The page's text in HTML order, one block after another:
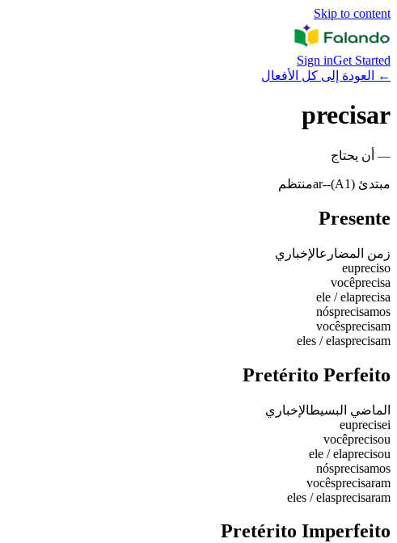
Skip to content
Sign inGet Started
←
العودة إلى كل الأفعال
precisar
— أن يحتاج
مبتدئ (A1) -
-ar منتظم
Presente
زمن المضارعالإخباري
eupreciso
vocêprecisa
ele / elaprecisa
nósprecisamos
vocêsprecisam
eles / elasprecisam
Pretérito Perfeito
الماضي البسيطالإخباري
euprecisei
vocêprecisou
ele / elaprecisou
nósprecisamos
vocêsprecisaram
eles / elasprecisaram
Pretérito Imperfeito